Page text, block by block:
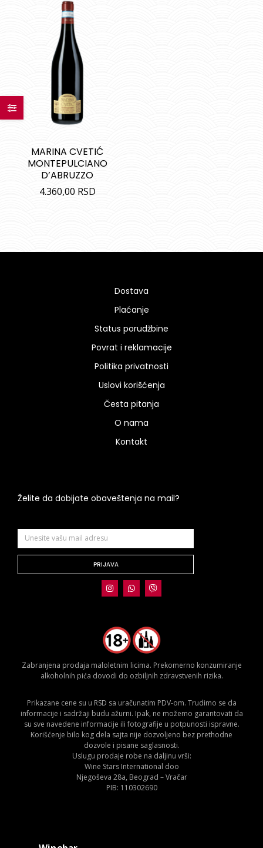
MARINA CVETIĆ
MONTEPULCIANO
D’ABRUZZO
4.360,00 RSD
Dostava
Plaćanje
Status porudžbine
Povrat i reklamacije
Politika privatnosti
Uslovi korišćenja
Česta pitanja
O nama
Kontakt
Želite da dobijate obaveštenja na mail?
PRIJAVA
Zabranjena prodaja maloletnim licima. Prekomerno konzumiranje
alkoholnih pića dovodi do ozbiljnih zdravstvenih rizika.
Prikazane cene su u RSD sa uračunatim PDV-om. Trudimo se da
informacije i sadržaji budu ažurni. Ipak, ne možemo garantovati da
su sve navedene informacije ili fotografije u potpunosti ispravne.
Korišćenje bilo kog dela sajta nije dozvoljeno bez prethodne
dozvole i pisane saglasnosti.
Uslugu prodaje robe na daljinu vrši:
Wine Stars International doo
Njegoševa 28a, Beograd – Vračar
PIB: 110302690